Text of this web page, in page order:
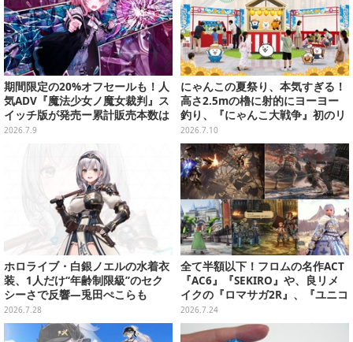
期間限定の20%オフセールも！人
気ADV『魔法少女ノ魔女裁判』ス
イッチ版が発売ー累計販売本数は
60万本突破、新規描き下ろしスチ
2026.7.9
にゃんこの夏祭り、本気すぎる！
高さ2.5mの櫓に射的にヨーヨー
釣り、『にゃんこ大戦争』初のリ
アルイベントが全国3会場で7月よ
り開催
2026.7.10
ホロライブ・白銀ノエルの水着衣
装、1人だけ“年齢制限級”のセク
シーさで反響―兎田ぺこらも
「こ、こんなことが許されていい
のか？」と興奮隠せず
2026.7.28
全て半額以下！フロムの名作ACT
『AC6』『SEKIRO』や、良リメ
イクの『ロマサガ2R』、『ユニコ
ーンオーバーロード』と『SO6』
もお手頃価格に【PS Storeのお薦
めセール】
2026.7.24